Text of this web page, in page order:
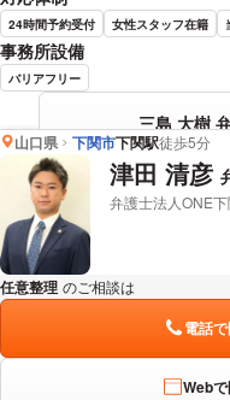
24時間予約受付 女性スタッフ在籍
事務所設備
バリアフリー
三島 大樹
山口県 下関市下関駅徒歩5分
津田 清彦
弁護士法人ONE
任意整理 のご相談は
電話
Web